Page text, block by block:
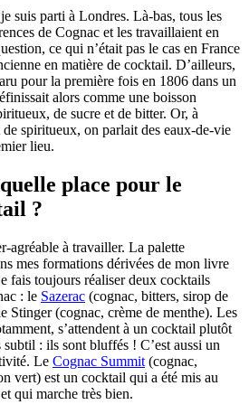
suis parti à Londres. Là-bas, tous les
de Cognac et les travaillaient en
ce qui n’était pas le cas en France
en matière de cocktail. D’ailleurs,
pour la première fois en 1806 dans un
alors comme une boisson
de sucre et de bitter. Or, à
spiritueux, on parlait des eaux-de-vie
lieu.
place pour le
?
agréable à travailler. La palette
mes formations dérivées de mon livre
fais toujours réaliser deux cocktails
: le Sazerac (cognac, bitters, sirop de
Stinger (cognac, crème de menthe). Les
s’attendent à un cocktail plutôt
: ils sont bluffés ! C’est aussi un
Le Cognac Summit (cognac,
vert) est un cocktail qui a été mis au
qui marche très bien.